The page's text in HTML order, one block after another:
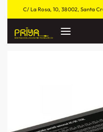
C/ La Rosa, 10, 38002, Santa